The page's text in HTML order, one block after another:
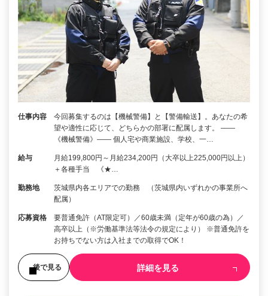
仕事内容
今回募集するのは【機械警備】と【警備輸送】。あなたの希
望や適性に応じて、どちらかの部署に配属します。 ――
《機械警備》―― 個人宅や商業施設、学校、一…
給与
月給199,800円～月給234,200円（大卒以上225,000円以上）
＋各種手当 《★…
勤務地
茨城県内各エリアでの勤務 （茨城県内いずれかの事業所へ
配属）
応募資格
要普通免許（AT限定可）／60歳未満（定年が60歳の為）／
高卒以上（※労働基準法等法令の規定により） ※普通免許を
お持ちでない方は入社までの取得でOK！
後で見る 詳細を見る